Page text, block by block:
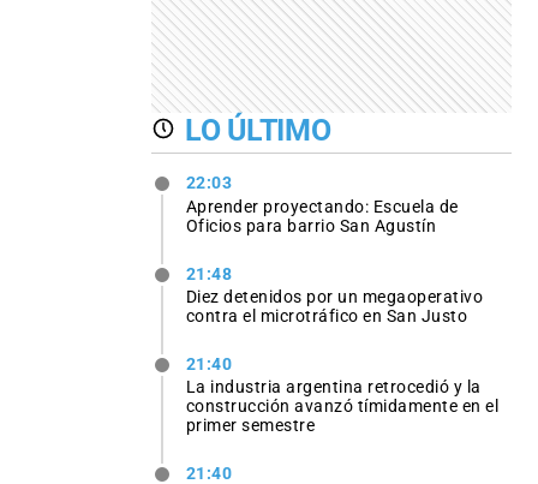
LO ÚLTIMO
22:03
Aprender proyectando: Escuela de
Oficios para barrio San Agustín
21:48
Diez detenidos por un megaoperativo
contra el microtráfico en San Justo
21:40
La industria argentina retrocedió y la
construcción avanzó tímidamente en el
primer semestre
21:40